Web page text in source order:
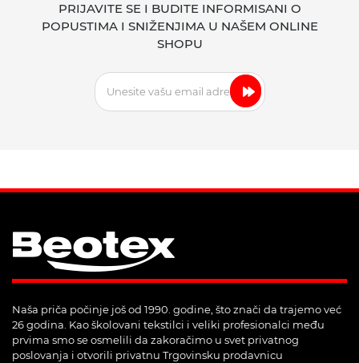
PRIJAVITE SE I BUDITE INFORMISANI O
POPUSTIMA I SNIŽENJIMA U NAŠEM ONLINE
SHOPU
Naša priča počinje još od 1990. godine, što znači da trajemo već
26 godina. Kao školovani tekstilci i veliki profesionalci među
prvima smo se osmelili da zakoračimo u svet privatnog
poslovanja i otvorili privatnu Trgovinsku prodavnicu